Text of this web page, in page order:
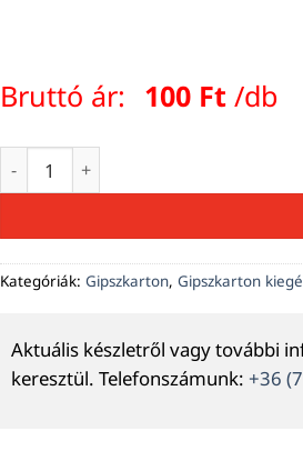
Bruttó ár: 100 Ft /db
Keresztösszekötő mennyiség
Kategóriák: Gipszkarton, Gipszkarton
Aktuális készletről vagy további
keresztül. Telefonszámunk: +36